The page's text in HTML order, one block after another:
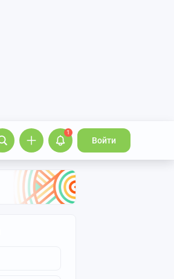
1
Войти